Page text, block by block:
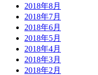
2018年8月
2018年7月
2018年6月
2018年5月
2018年4月
2018年3月
2018年2月